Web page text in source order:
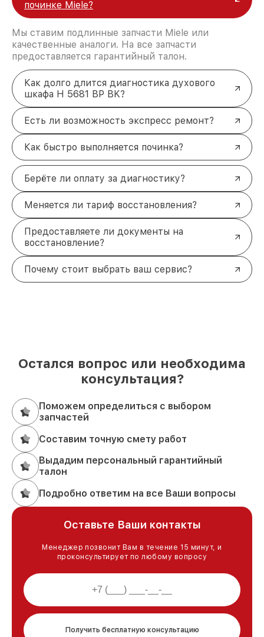
починке Miele?
Мы ставим подлинные запчасти Miele или
качественные аналоги. На все запчасти
предоставляется гарантийный талон.
Как долго длится диагностика духового
шкафа H 5681 BP BK?
Есть ли возможность экспресс ремонт?
Как быстро выполняется починка?
Берёте ли оплату за диагностику?
Меняется ли тариф восстановления?
Предоставляете ли документы на
восстановление?
Почему стоит выбрать ваш сервис?
Остался вопрос или необходима
консультация?
Поможем определиться с выбором
запчастей
Составим точную смету работ
Выдадим персональный гарантийный
талон
Подробно ответим на все Ваши вопросы
Оставьте Ваши контакты
Менеджер позвонит Вам в течение 15 минут, и
проконсультирует по любому вопросу
Получить бесплатную консультацию